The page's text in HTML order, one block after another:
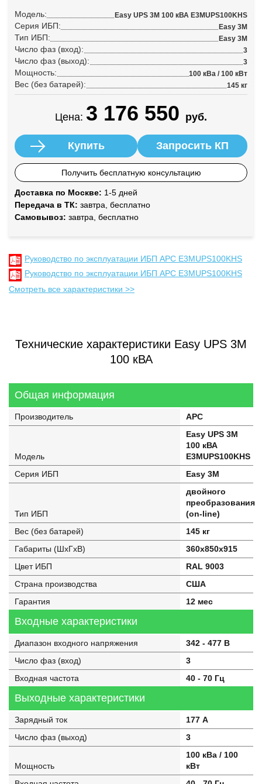
Модель: Easy UPS 3M 100 кВА E3MUPS100KHS
Серия ИБП: Easy 3M
Тип ИБП: Easy 3M
Число фаз (вход): 3
Число фаз (выход): 3
Мощность: 100 кВа / 100 кВт
Вес (без батарей): 145 кг
Цена: 3 176 550 руб.
Купить Запросить КП
Получить бесплатную консультацию
Доставка по Москве: 1-5 дней
Передача в ТК: завтра, бесплатно
Самовывоз: завтра, бесплатно
Руководство по эксплуатации ИБП APC E3MUPS100KHS
Руководство по эксплуатации ИБП APC E3MUPS100KHS
Смотреть все характеристики >>
Технические характеристики Easy UPS 3M
100 кВА
Общая информация
Производитель APC
Модель
Easy UPS 3M
100 кВА
E3MUPS100KHS
Серия ИБП
Easy 3M
Тип ИБП
двойного
преобразования
(on-line)
Вес (без батарей)
145 кг
Габариты (ШхГхВ)
360х850х915
Цвет ИБП
RAL 9003
Страна производства
США
Гарантия
12 мес
Входные характеристики
Диапазон входного напряжения
342 - 477 В
Число фаз (вход)
3
Входная частота
40 - 70 Гц
Выходные характеристики
Зарядный ток
177 А
Число фаз (выход)
3
Мощность
100 кВа / 100
кВт